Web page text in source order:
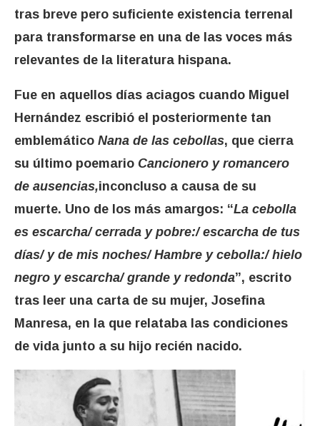
tras breve pero suficiente existencia terrenal
para transformarse en una de las voces más
relevantes de la literatura hispana.
Fue en aquellos días aciagos cuando Miguel
Hernández escribió el posteriormente tan
emblemático Nana de las cebollas, que cierra
su último poemario Cancionero y romancero
de ausencias,inconcluso a causa de su
muerte. Uno de los más amargos: “La cebolla
es escarcha/ cerrada y pobre:/ escarcha de tus
días/ y de mis noches/ Hambre y cebolla:/ hielo
negro y escarcha/ grande y redonda”, escrito
tras leer una carta de su mujer, Josefina
Manresa, en la que relataba las condiciones
de vida junto a su hijo recién nacido.